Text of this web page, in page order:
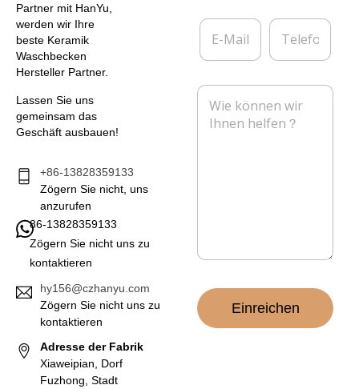
Partner mit HanYu,
werden wir Ihre
beste Keramik
Waschbecken
Hersteller Partner.
Lassen Sie uns
gemeinsam das
Geschäft ausbauen!
+86-13828359133
Zögern Sie nicht, uns
anzurufen
86-13828359133
Zögern Sie nicht uns zu
kontaktieren
hy156@czhanyu.com
Zögern Sie nicht uns zu
kontaktieren
Adresse der Fabrik
Xiaweipian, Dorf
Fuzhong, Stadt
*
r
h
n
E
M
i
T
l
f
o
n
N
Einreichen